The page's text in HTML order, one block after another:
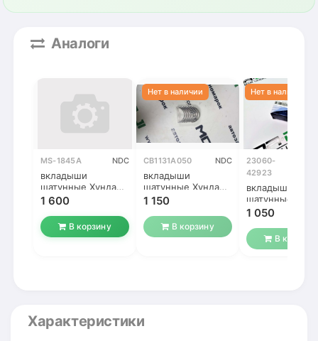
Аналоги
MS-1845A NDC
вкладыши
шатунные Хундай /
Митсубиси 4D56
1 600
В корзину
CB1131A050 NDC
вкладыши
шатунные Хундай /
Митсубиси 4D56
1 150
В корзину
23060-
42923
вкладыши
шатунные
Митсубиси
1 050
В корзину
Характеристики